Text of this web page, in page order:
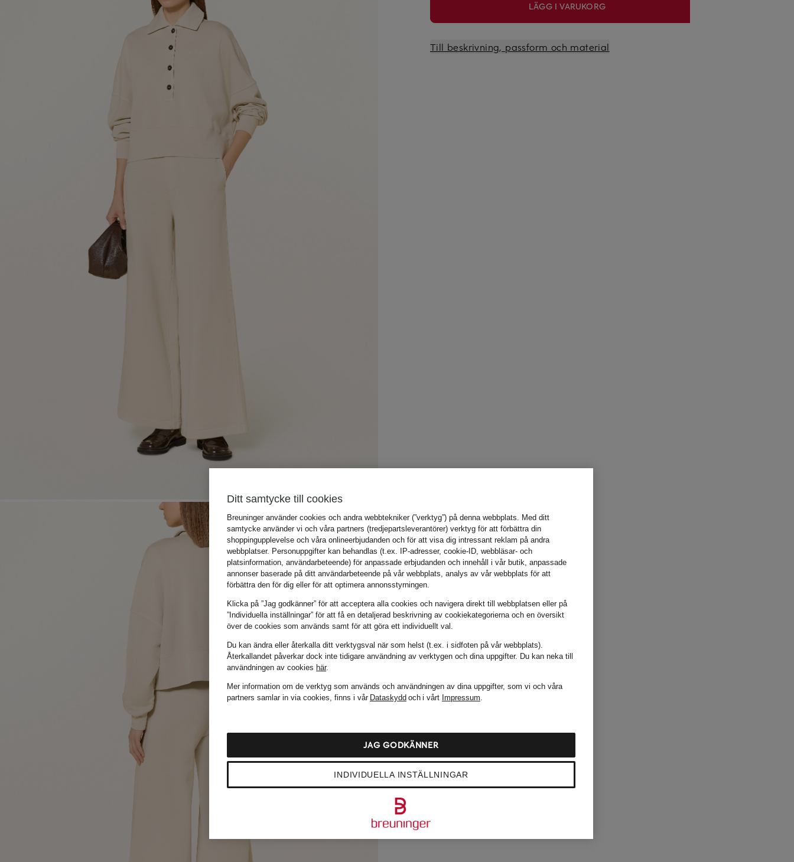
LÄGG I VARUKORG
Till beskrivning, passform och material
Ditt samtycke till cookies
Breuninger använder cookies och andra webbtekniker (”verktyg”) på denna webbplats. Med ditt
samtycke använder vi och våra partners (tredjepartsleverantörer) verktyg för att förbättra din
shoppingupplevelse och våra onlineerbjudanden och för att visa dig intressant reklam på andra
webbplatser. Personuppgifter kan behandlas (t.ex. IP-adresser, cookie-ID, webbläsar- och
platsinformation, användarbeteende) för anpassade erbjudanden och innehåll i vår butik, anpassade
annonser baserade på ditt användarbeteende på vår webbplats, analys av vår webbplats för att
förbättra den för dig eller för att optimera annonsstyrningen.
Klicka på ”Jag godkänner” för att acceptera alla cookies och navigera direkt till webbplatsen eller på
”Individuella inställningar” för att få en detaljerad beskrivning av cookiekategorierna och en översikt
över de cookies som används samt för att göra ett individuellt val.
Du kan ändra eller återkalla ditt verktygsval när som helst (t.ex. i sidfoten på vår webbplats).
Återkallandet påverkar dock inte tidigare användning av verktygen och dina uppgifter. Du kan neka till
användningen av cookies här.
Mer information om de verktyg som används och användningen av dina uppgifter, som vi och våra
partners samlar in via cookies, finns i vår Dataskydd och i vårt Impressum.
INDIVIDUELLA INSTÄLLNINGAR
JAG GODKÄNNER